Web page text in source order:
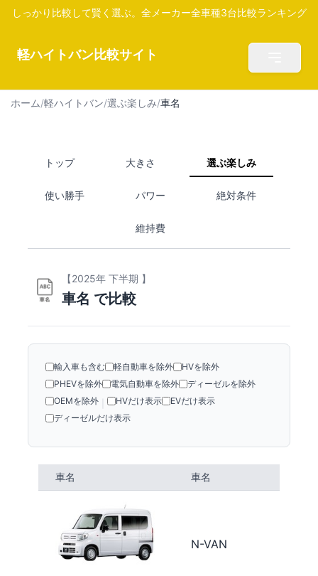
しっかり比較して賢く選ぶ。全メーカー全車種3台比較ランキング
軽ハイトバン比較サイト
ホーム/軽ハイトバン/選ぶ楽しみ/車名
トップ 大きさ 選ぶ楽しみ
使い勝手 パワー 絶対条件
維持費
【2025年 下半期 】
車名 で比較
輸入車も含む 軽自動車を除外
HVを除外
PHEVを除外
電気自動車を除外
ディーゼルを除外
OEMを除外
HVだけ表示
EVだけ表示
ディーゼルだけ表示
車名 車名
N-VAN